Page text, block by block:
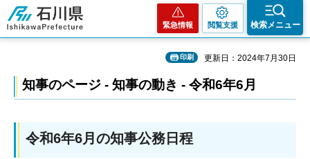
石川県
緊急情報 閲覧支援 検索メニュー
印刷 更新日：2024年7月30日
知事のページ - 知事の動き - 令和6年6月
令和6年6月の知事公務日程